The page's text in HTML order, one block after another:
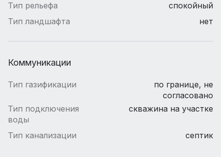
Тип рельефа
спокойный
Тип ландшафта
нет
Коммуникации
Тип газификации
по границе, не
согласовано
Тип подключения
воды
скважина на участке
Тип канализации септик